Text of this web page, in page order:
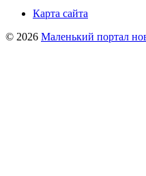
Карта сайта
© 2026 Маленький портал